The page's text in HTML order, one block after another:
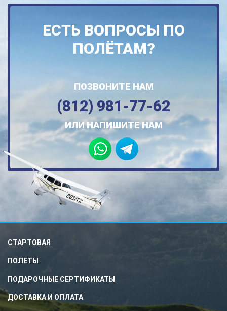
ЕСТЬ ВОПРОСЫ ПО
ПОЛЁТАМ?
ПОЗВОНИТЕ НАМ
(812) 981-77-62
ИЛИ НАПИШИТЕ НАМ
СТАРТОВАЯ
ПОЛЕТЫ
ПОДАРОЧНЫЕ СЕРТИФИКАТЫ
ДОСТАВКА И ОПЛАТА